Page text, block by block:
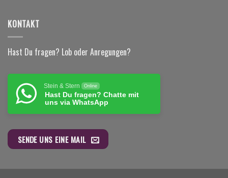
KONTAKT
Hast Du fragen? Lob oder Anregungen?
Stein & Stern Online
Hast Du fragen? Chatte mit
uns via WhatsApp
SENDE UNS EINE MAIL